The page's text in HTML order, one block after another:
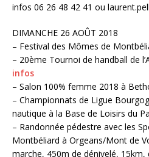
infos 06 26 48 42 41 ou
DIMANCHE 26 AOÛT 2018
– Festival des Mômes de
– 20ème Tournoi de handball de
infos
– Salon 100% femme 2018 à
– Championnats de Ligue
nautique à la Base de Loisirs du
– Randonnée pédestre avec les
Montbéliard à Orgeans/Mont de
marche, 450m de dénivelé, 15km,